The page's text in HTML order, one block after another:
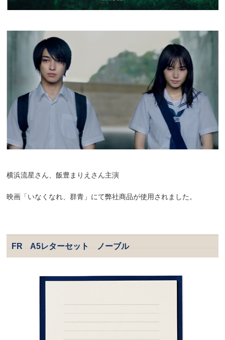
横浜流星さん、飯豊まりえさん主演
映画「いなくなれ、群青」にて弊社商品が使用されました。
FR A5レターセット ノーブル